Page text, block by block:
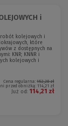
i
robót kolejowych i
które
z dostępnych na
KNR; KNNR i
kolejowych i
Cena regularna: 152,28 zł
przed obniżką: 114,21 zł
Już od: 114,21 zł